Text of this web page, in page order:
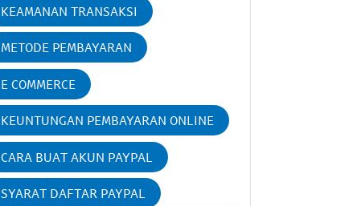
KEAMANAN TRANSAKSI
METODE PEMBAYARAN
E COMMERCE
KEUNTUNGAN PEMBAYARAN ONLINE
CARA BUAT AKUN PAYPAL
SYARAT DAFTAR PAYPAL